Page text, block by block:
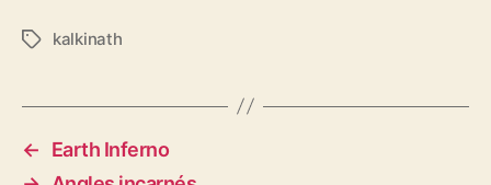
É
q
e
kalkinath
←
Earth Inferno